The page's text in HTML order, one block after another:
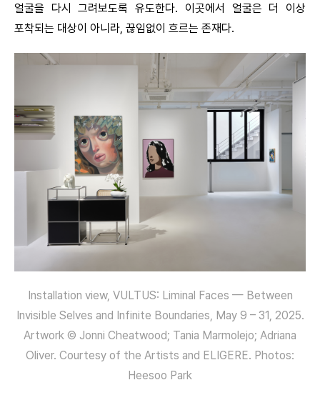
얼굴을 다시 그려보도록 유도한다. 이곳에서 얼굴은 더 이상
포착되는 대상이 아니라, 끊임없이 흐르는 존재다.
Installation view, VULTUS: Liminal Faces — Between
Invisible Selves and Infinite Boundaries, May 9 – 31, 2025.
Artwork © Jonni Cheatwood; Tania Marmolejo; Adriana
Oliver. Courtesy of the Artists and ELIGERE. Photos:
Heesoo Park